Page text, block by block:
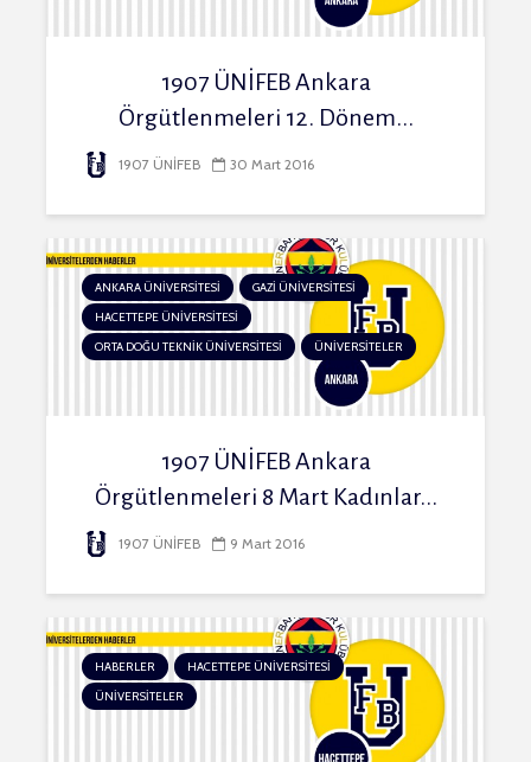
1907 ÜNİFEB Ankara
Örgütlenmeleri 12. Dönem...
1907 ÜNİFEB 30 Mart 2016
ANKARA ÜNİVERSİTESİ
GAZİ ÜNİVERSİTESİ
HACETTEPE ÜNİVERSİTESİ
ORTA DOĞU TEKNİK ÜNİVERSİTESİ
ÜNİVERSİTELER
1907 ÜNİFEB Ankara
Örgütlenmeleri 8 Mart Kadınlar...
1907 ÜNİFEB 9 Mart 2016
HABERLER
HACETTEPE ÜNİVERSİTESİ
ÜNİVERSİTELER